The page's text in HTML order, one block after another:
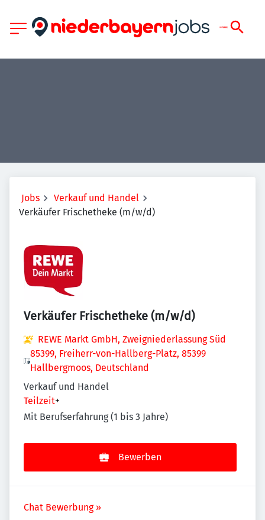
Jobs
Verkauf und Handel
Verkäufer Frischetheke (m/w/d)
Verkäufer Frischetheke (m/w/d)
REWE Markt GmbH, Zweigniederlassung Süd
85399, Freiherr-von-Hallberg-Platz, 85399
Hallbergmoos, Deutschland
Verkauf und Handel
Teilzeit+
Mit Berufserfahrung (1 bis 3 Jahre)
Bewerben
Chat Bewerbung »